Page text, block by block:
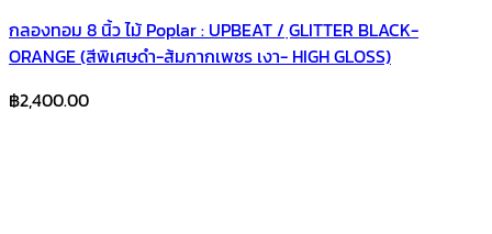
กลองทอม 8 นิ้ว ไม้ Poplar : UPBEAT / ฺGLITTER BLACK-
ORANGE (สีพิเศษดำ-ส้มกากเพชร เงา- HIGH GLOSS)
฿2,400.00